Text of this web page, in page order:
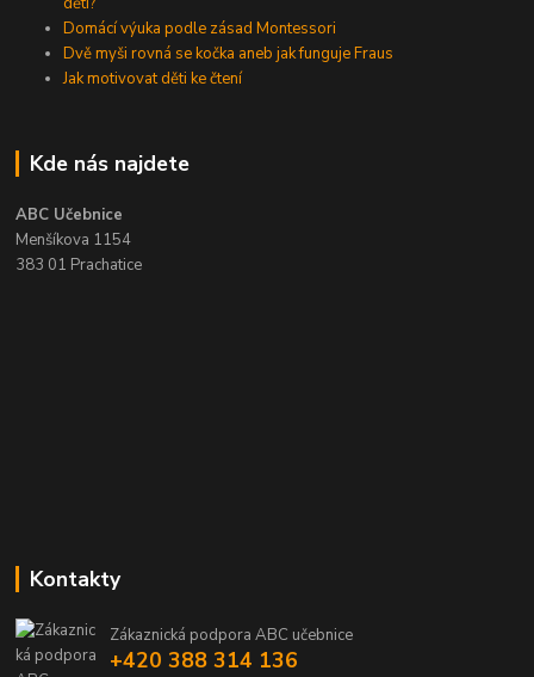
Domácí výuka podle zásad Montessori
Dvě myši rovná se kočka aneb jak funguje Fraus
Jak motivovat děti ke čtení
Kde nás najdete
ABC Učebnice
Menšíkova 1154
383 01 Prachatice
Kontakty
Zákaznická podpora ABC učebnice
+420 388 314 136